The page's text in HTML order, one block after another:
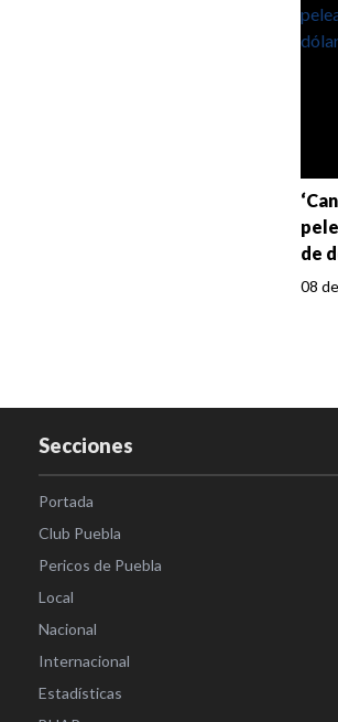
de
08
Secciones
Portada
Club Puebla
Pericos de Puebla
Local
Nacional
Internacional
Estadísticas